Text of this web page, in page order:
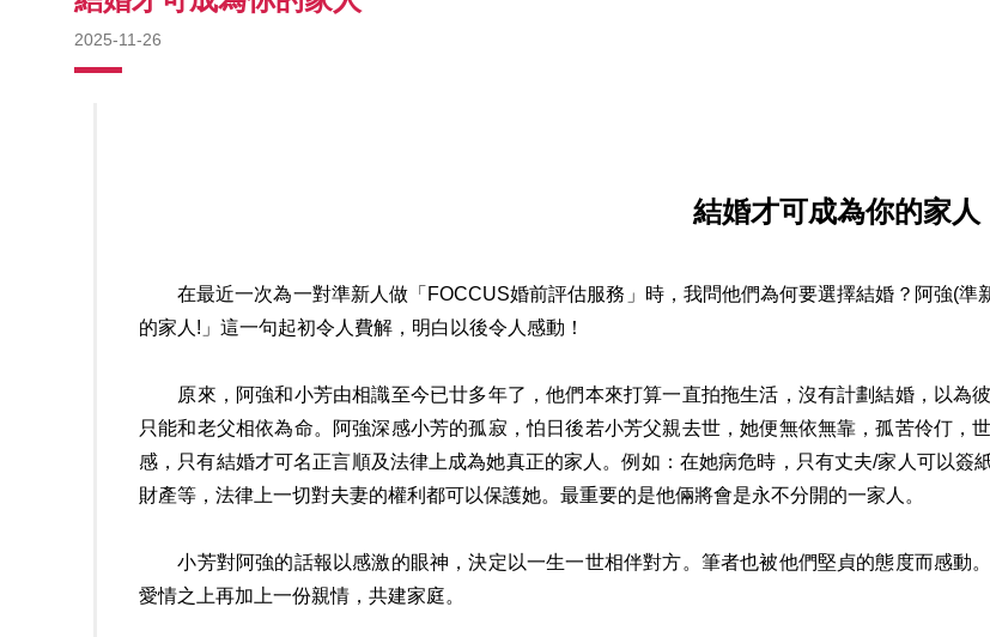
2025-11-26
結婚才可成為你的家人
在最近一次為一對準新人做「FOCCUS婚前評估服務」時，我問他們為何要選擇結婚？阿強(準
的家人!」這一句起初令人費解，明白以後令人感動！
原來，阿強和小芳由相識至今已廿多年了，他們本來打算一直拍拖生活，沒有計劃結婚，以為
只能和老父相依為命。阿強深感小芳的孤寂，怕日後若小芳父親去世，她便無依無靠，孤苦伶仃，
感，只有結婚才可名正言順及法律上成為她真正的家人。例如：在她病危時，只有丈夫/家人可以
財產等，法律上一切對夫妻的權利都可以保護她。最重要的是他倆將會是永不分開的一家人。
小芳對阿強的話報以感激的眼神，決定以一生一世相伴對方。筆者也被他們堅貞的態度而感動
愛情之上再加上一份親情，共建家庭。